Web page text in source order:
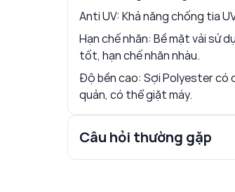
Anti UV: Khả năng chống tia
Hạn chế nhăn: Bề mặt vải sử
tốt, hạn chế nhăn nhàu.
Độ bền cao: Sợi Polyester có
quản, có thể giặt máy.
Câu hỏi thường gặp